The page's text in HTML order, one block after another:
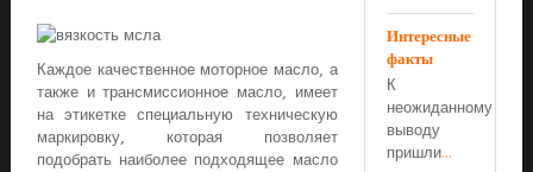
Каждое качественное моторное масло, а
также и трансмиссионное масло, имеет
на этикетке специальную техническую
маркировку, которая позволяет
подобрать наиболее подходящее масло
Интересные
факты
К
неожиданному
выводу
пришли...